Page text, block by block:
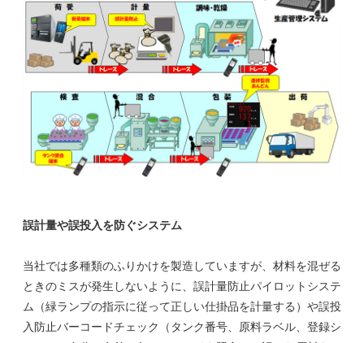
誤計量や誤投入を防ぐシステム
当社では多種類のふりかけを製造していますが、材料を混ぜる
ときのミスが発生しないように、誤計量防止パイロットシステ
ム（緑ランプの指示に従って正しい仕掛品を計量する）や誤投
入防止バーコードチェック（タンク番号、原料ラベル、登録シ